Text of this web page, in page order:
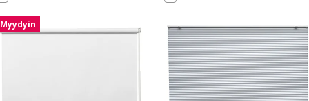
Myydyin